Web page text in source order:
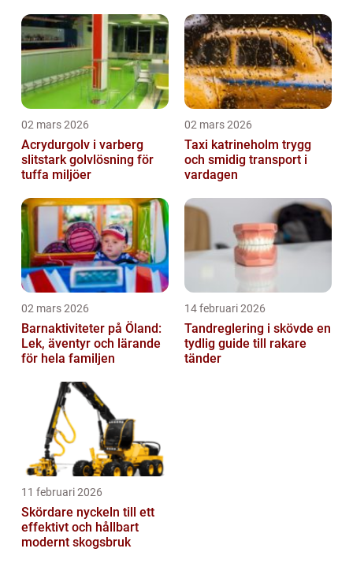
02 mars 2026
Acrydurgolv i varberg
slitstark golvlösning för
tuffa miljöer
02 mars 2026
Taxi katrineholm trygg
och smidig transport i
vardagen
02 mars 2026
Barnaktiviteter på Öland:
Lek, äventyr och lärande
för hela familjen
14 februari 2026
Tandreglering i skövde en
tydlig guide till rakare
tänder
11 februari 2026
Skördare nyckeln till ett
effektivt och hållbart
modernt skogsbruk